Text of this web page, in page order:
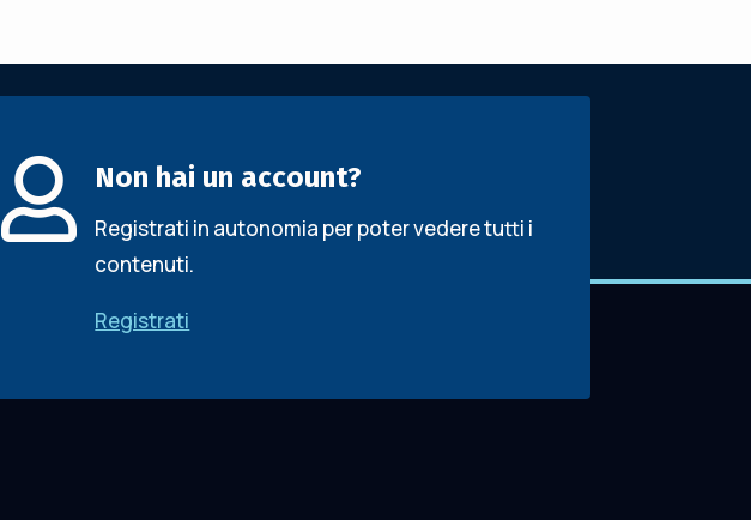
 Non hai un account?
Registrati in autonomia per poter vedere tutti i
contenuti.
Registrati